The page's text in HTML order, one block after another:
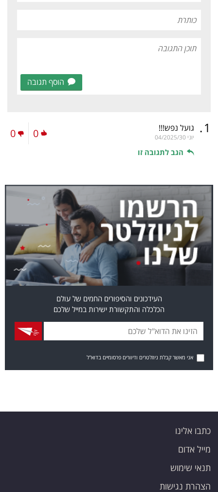
הוסף תגובה
1
. גועל נפש!!!
יוני 04/2025/30
הגב לתגובה זו
0
0
העידכונים והסיפורים החמים של עולם
הכלכלה והתקשורת ישירות במייל שלכם
אני מאשר קבלת ניוזלטרים ודיוורים פרסומיים בדוא"ל
כתבו אלינו
מייל אדום
תנאי שימוש
הצהרת נגישות